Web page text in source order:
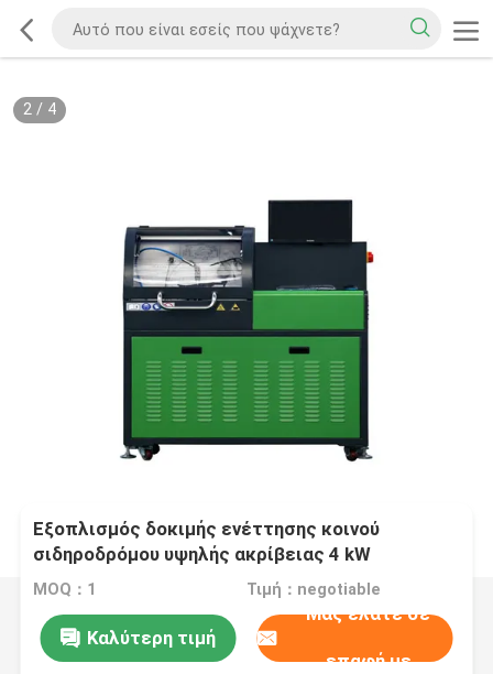
2/ 4
Εξοπλισμός δοκιμής ενέττησης κοινού
σιδηροδρόμου υψηλής ακρίβειας 4 kW
MOQ：1 Τιμή：negotiable
Καλύτερη τιμή
Μας ελάτε σε
επαφή με